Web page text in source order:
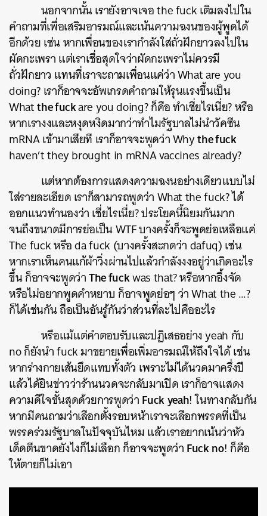
นอกจากนั้น เรายังอาจเจอ the fuck เติมลงไปใน
คำถามที่เพื่อเสริมอารมณ์และเน้นความฉงนของผู้พูดได้
อีกด้วย เช่น หากเพื่อนของเรากำลังใส่ถั่วฝักยาวลงไปใน
ผัดกะเพรา แต่เราเชื่อสุดใจว่าผัดกะเพราไม่ควรมี
ถั่วฝักยาว แทนที่เราจะถามเพื่อนแค่ว่า What are you
doing? เราก็อาจจะอัพเกรดคำถามให้รุนแรงขึ้นเป็น
Whatthe fuckare you doing? ก็คือ ทำเชี่ยไรเนี่ย? หรือ
หากเรางงและหงุดหงิดมากว่าทำไมรัฐบาลไม่นำวัคซีน
mRNA เข้ามาเสียที เราก็อาจจะพูดว่า Whythe fuck
haven’t they brought in mRNA vaccines already?
แต่หากต้องการแสดงความฉงนอย่างเดียวแบบไม่
ใส่รายละเอียด เราก็สามารถพูดว่า What the fuck? ได้
ออกแนวทำนองว่า เชี่ยไรเนี่ย? ประโยคนี้นิยมกันมาก
จนถึงขนาดมีการย่อเป็น WTF บางครั้งก็จะพูดย่อเหลือแค่
The fuck หรือ da fuck (บางครั้งสะกดว่า dafuq) เช่น
หากเราเห็นคนแก้ผ้าวิ่งผ่านไปแล้วกำลังงงอยู่ว่าเกิดอะไร
ขึ้น ก็อาจจะพูดว่าThe fuckwas that? หรือหากอึ้งจัด
หรือไม่อยากพูดคำหยาบ ก็อาจพูดย่อๆ ว่า What the …?
ก็ได้เช่นกัน ถือเป็นอันรู้กันว่าส่วนที่ละไปคืออะไร
หรือแม้แต่คำตอบรับและปฏิเสธอย่าง yeah กับ
no ก็ยังนำ fuck มาขยายเพื่อเพิ่มอารมณ์ให้ถึงใจได้ เช่น
หากร่างกายเส้นยึดแทบทั้งตัว เพราะไม่ได้นวดมาครึ่งปี
แล้วได้ยินข่าวว่าร้านนวดจะกลับมาเปิด เราก็อาจแสดง
ความดีใจขั้นสุดด้วยการพูดว่าFuckyeah! ในทางกลับกัน
หากมีคนถามว่าเลือกตั้งรอบหน้าเราจะเลือกพรรคที่เป็น
พรรคร่วมรัฐบาลในปัจจุบันไหม แล้วเราอยากเน้นว่าหัว
เด็ดตีนขาดยังไงก็ไม่เลือก ก็อาจจะพูดว่าFuckno! ก็คือ
ให้ตายก็ไม่เอา